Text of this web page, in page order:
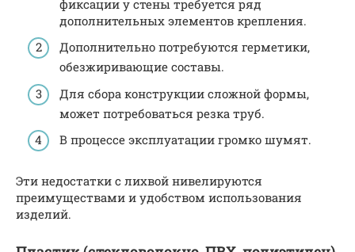
фиксации у стены требуется ряд
дополнительных элементов крепления.
Дополнительно потребуются герметики,
обезжиривающие составы.
Для сбора конструкции сложной формы,
может потребоваться резка труб.
В процессе эксплуатации громко шумят.
Эти недостатки с лихвой нивелируются
преимуществами и удобством использования
изделий.